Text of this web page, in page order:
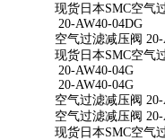
现货日本SMC空气
20-AW40-04DG
空气过滤减压阀
现货日本SMC空气
20-AW40-04G
20-AW40-04G
空气过滤减压阀 20-
空气过滤减压阀 20-
现货日本SMC空气